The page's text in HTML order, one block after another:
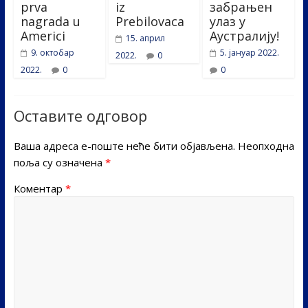
prva
nagrada u
Americi
9. октобар
2022.
0
iz
Prebilovaca
15. април
2022.
0
забрањен
улаз у
Аустралију!
5. јануар 2022.
0
Оставите одговор
Ваша адреса е-поште неће бити објављена. Неопходна
поља су означена *
Коментар *